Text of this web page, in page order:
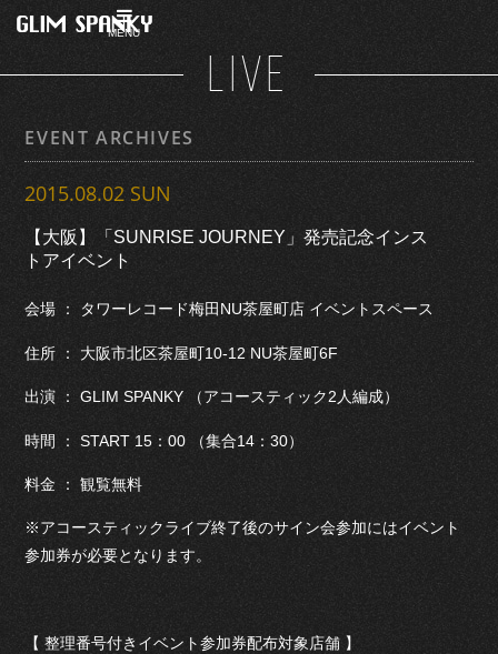
MENU
LIVE
EVENT ARCHIVES
2015.08.02 SUN
【大阪】「SUNRISE JOURNEY」発売記念インス
トアイベント
会場 ： タワーレコード梅田NU茶屋町店 イベントスペース
住所 ： 大阪市北区茶屋町10-12 NU茶屋町6F
出演 ： GLIM SPANKY （アコースティック2人編成）
時間 ： START 15：00 （集合14：30）
料金 ： 観覧無料
※アコースティックライブ終了後のサイン会参加にはイベント
参加券が必要となります。
【 整理番号付きイベント参加券配布対象店舗 】